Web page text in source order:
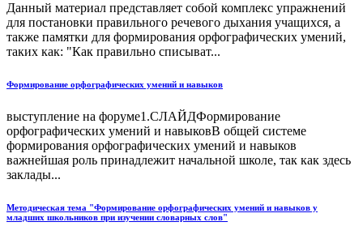
Данный материал представляет собой комплекс упражнений
для постановки правильного речевого дыхания учащихся, а
также памятки для формирования орфографических умений,
таких как: "Как правильно списыват...
Формирование орфографических умений и навыков
выступление на форуме1.СЛАЙДФормирование
орфографических умений и навыковВ общей системе
формирования орфографических умений и навыков
важнейшая роль принадлежит начальной школе, так как здесь
заклады...
Методическая тема "Формирование орфографических умений и навыков у
младших школьников при изучении словарных слов"